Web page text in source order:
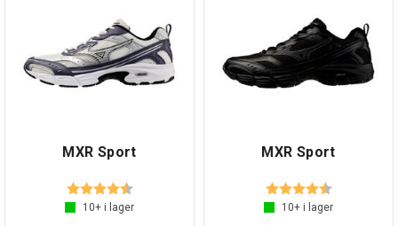
MXR Sport
Betyg: 4.3 utav 5 stjärnor
10+ i lager
MXR Sport
Betyg: 4.2 utav 5
10+ i lager